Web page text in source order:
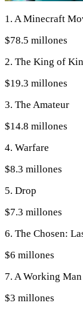
1. A Minecraft
$78.5 millones
2. The King of
$19.3 millones
3. The Amateur
$14.8 millones
4. Warfare
$8.3 millones
5. Drop
$7.3 millones
6. The Chosen:
$6 millones
7. A Working Man
$3 millones